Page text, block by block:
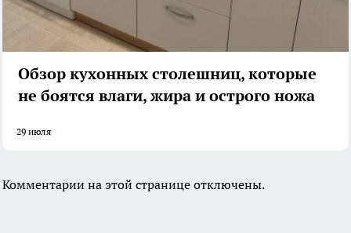
Обзор кухонных столешниц, которые
не боятся влаги, жира и острого ножа
29 июля
Комментарии на этой странице отключены.